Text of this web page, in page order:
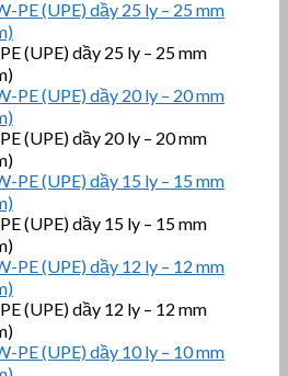
(UPE) dầy 25 ly – 25 mm
(UPE) dầy 20 ly – 20 mm
(UPE) dầy 15 ly – 15 mm
(UPE) dầy 12 ly – 12 mm